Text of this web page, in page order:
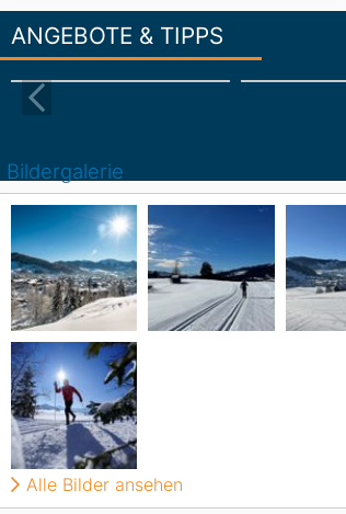
ANGEBOTE & TIPPS
Bildergalerie
Alle Bilder ansehen